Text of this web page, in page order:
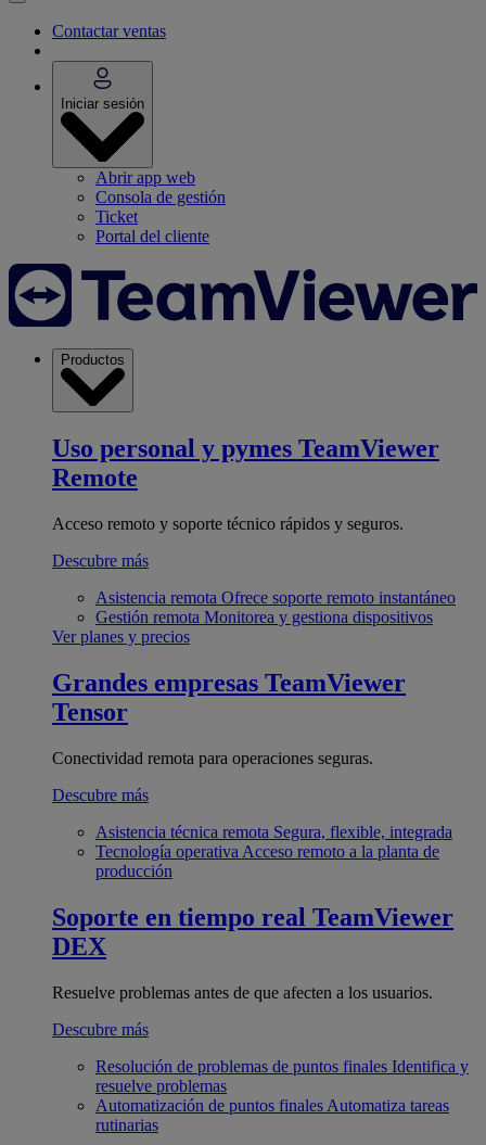
Contactar ventas
Iniciar sesión
Abrir app web
Consola de gestión
Ticket
Portal del cliente
Productos
Uso personal y pymes TeamViewer
Remote
Acceso remoto y soporte técnico rápidos y seguros.
Descubre más
Asistencia remota Ofrece soporte remoto instantáneo
Gestión remota Monitorea y gestiona dispositivos
Ver planes y precios
Grandes empresas TeamViewer
Tensor
Conectividad remota para operaciones seguras.
Descubre más
Asistencia técnica remota Segura, flexible, integrada
Tecnología operativa Acceso remoto a la planta de
producción
Soporte en tiempo real TeamViewer
DEX
Resuelve problemas antes de que afecten a los usuarios.
Descubre más
Resolución de problemas de puntos finales Identifica y
resuelve problemas
Automatización de puntos finales Automatiza tareas
rutinarias